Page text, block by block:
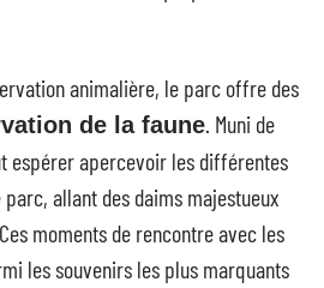
animalière, le parc offre des
de la faune . Muni de
espérer apercevoir les différentes
allant des daims majestueux
moments de rencontre avec les
les souvenirs les plus marquants